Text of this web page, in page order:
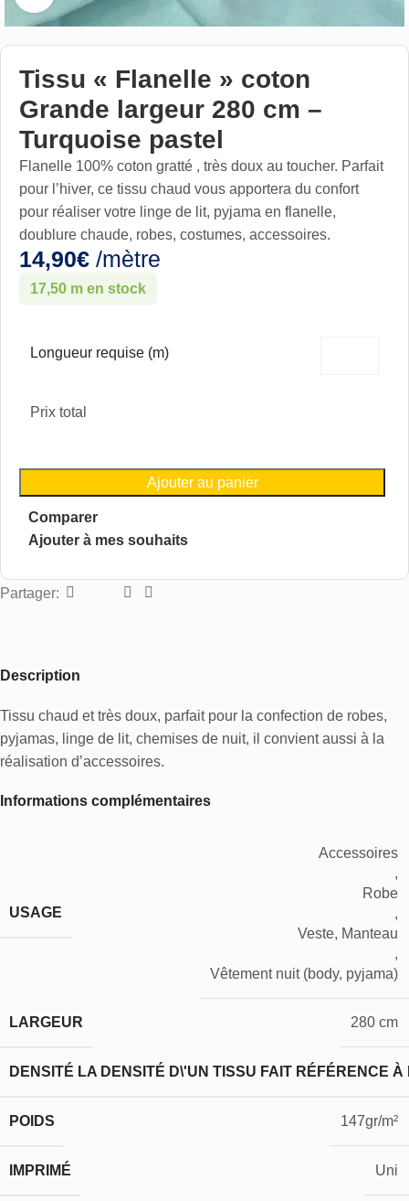
Tissu « Flanelle » coton
Grande largeur 280 cm –
Turquoise pastel
Flanelle 100% coton gratté , très doux au toucher. Parfait
pour l’hiver, ce tissu chaud vous apportera du confort
pour réaliser votre linge de lit, pyjama en flanelle,
doublure chaude, robes, costumes, accessoires.
14,90€ /mètre
17,50 m en stock
Longueur requise (m)
Prix total
Ajouter au panier
Comparer
Ajouter à mes souhaits
Partager:
Description
Tissu chaud et très doux, parfait pour la confection de robes,
pyjamas, linge de lit, chemises de nuit, il convient aussi à la
réalisation d’accessoires.
Informations complémentaires
USAGE
Accessoires
,
Robe
,
Veste, Manteau
,
Vêtement nuit (body, pyjama)
LARGEUR 280 cm
DENSITÉ LA DENSITÉ D\'UN TISSU FAIT RÉFÉRENCE
POIDS 147gr/m²
IMPRIMÉ Uni